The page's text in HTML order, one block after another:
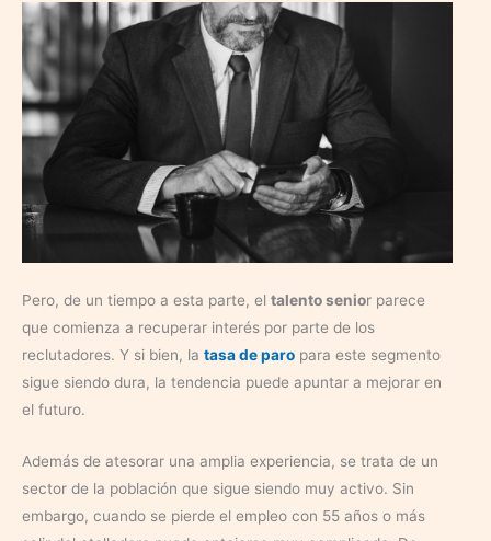
Pero, de un tiempo a esta parte, el talento senior parece
que comienza a recuperar interés por parte de los
reclutadores. Y si bien, la tasa de paro para este segmento
sigue siendo dura, la tendencia puede apuntar a mejorar en
el futuro.
Además de atesorar una amplia experiencia, se trata de un
sector de la población que sigue siendo muy activo. Sin
embargo, cuando se pierde el empleo con 55 años o más